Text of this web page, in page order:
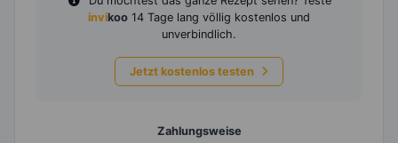
invikoo 14 Tage lang völlig kostenlos und
unverbindlich.
Jetzt kostenlos testen
Zahlungsweise